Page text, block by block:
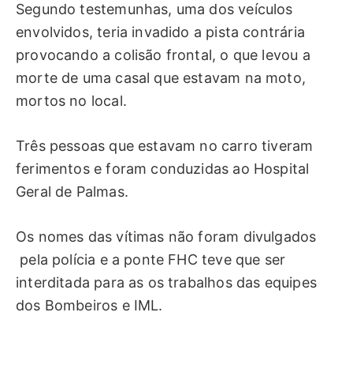
Segundo testemunhas, uma dos veículos
envolvidos, teria invadido a pista contrária
provocando a colisão frontal, o que levou a
morte de uma casal que estavam na moto,
mortos no local.
Três pessoas que estavam no carro tiveram
ferimentos e foram conduzidas ao Hospital
Geral de Palmas.
Os nomes das vítimas não foram divulgados
pela polícia e a ponte FHC teve que ser
interditada para as os trabalhos das equipes
dos Bombeiros e IML.